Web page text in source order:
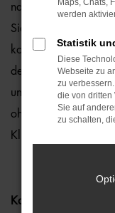
nahezu jedem
Sie bei uns vor Ort
komplette Beratung
der Hand, denn so
und erfreuen sich an
ohne für den
Klingt gut? Dann
Kategorie
Maps, Chats,
werden
Statistik
Diese
Webseite zu
zu
die von dritten
Sie auf
zu schalten,